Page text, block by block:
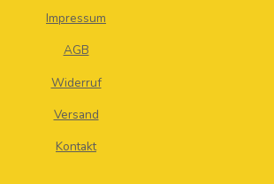
Impressum
AGB
Widerruf
Versand
Kontakt